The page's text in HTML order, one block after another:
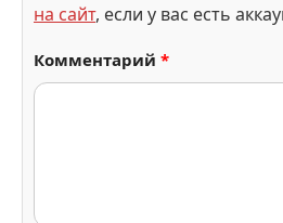
на сайт, если у вас есть
Комментарий *